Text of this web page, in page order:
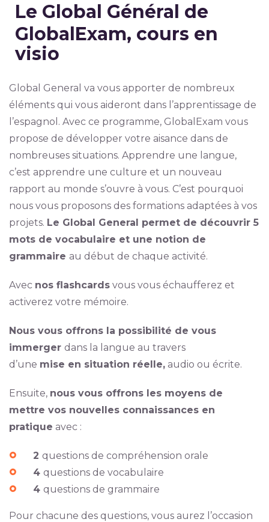
Le Global Général de
GlobalExam, cours en
visio
Global General va vous apporter de nombreux
éléments qui vous aideront dans l’apprentissage de
l’espagnol. Avec ce programme, GlobalExam vous
propose de développer votre aisance dans de
nombreuses situations. Apprendre une langue,
c’est apprendre une culture et un nouveau
rapport au monde s’ouvre à vous. C’est pourquoi
nous vous proposons des formations adaptées à vos
projets. Le Global General permet de découvrir 5
mots de vocabulaire et une notion de
grammaire au début de chaque activité.
Avec nos flashcardsvous vous échaufferez et
activerez votre mémoire.
Nous vous offrons la possibilité de vous
immerger dans la langue au travers
d’une mise en situation réelle,audio ou écrite.
Ensuite, nous vous offrons les moyens de
mettre vos nouvelles connaissances en
pratique avec :
2 questions de compréhension orale
4 questions de vocabulaire
4 questions de grammaire
Pour chacune des questions, vous aurez l’occasion